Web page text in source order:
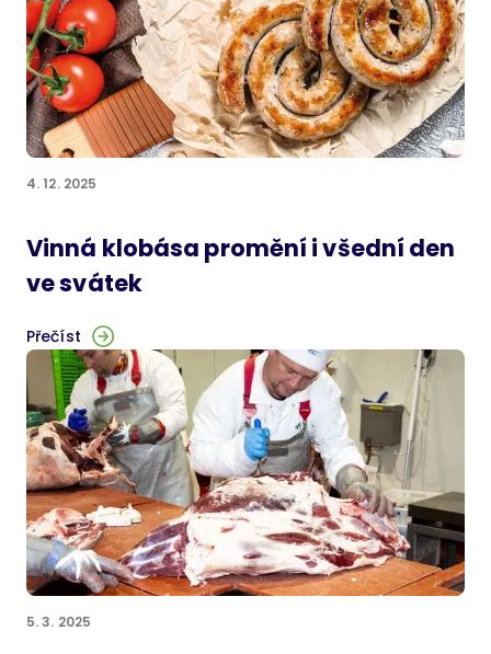
4. 12. 2025
Vinná klobása promění i všední den
ve svátek
Přečíst
5. 3. 2025